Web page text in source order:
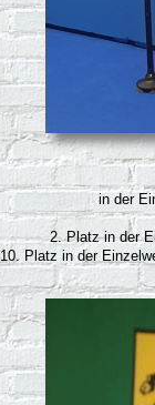
in der
2. Platz in der
10. Platz in der